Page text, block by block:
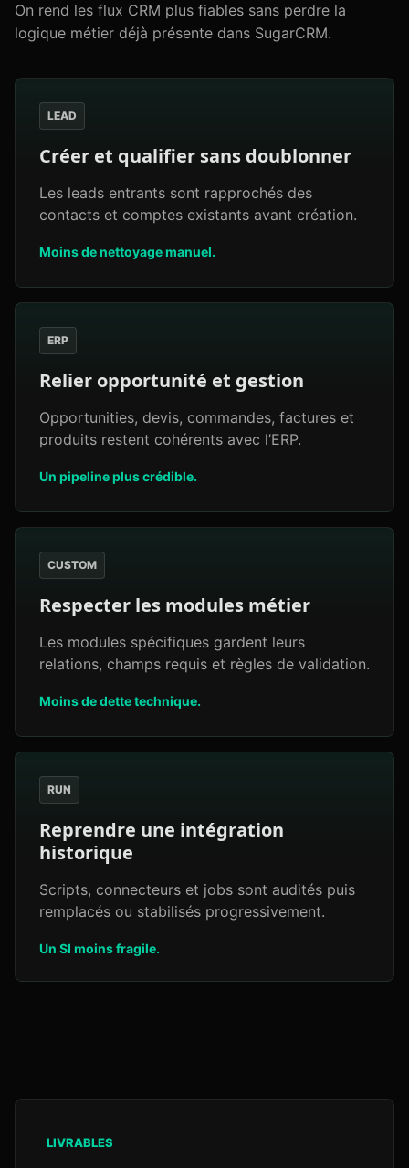
On rend les flux CRM plus fiables sans perdre la
logique métier déjà présente dans SugarCRM.
LEAD
Créer et qualifier sans doublonner
Les leads entrants sont rapprochés des
contacts et comptes existants avant création.
Moins de nettoyage manuel.
ERP
Relier opportunité et gestion
Opportunities, devis, commandes, factures et
produits restent cohérents avec l’ERP.
Un pipeline plus crédible.
CUSTOM
Respecter les modules métier
Les modules spécifiques gardent leurs
relations, champs requis et règles de validation.
Moins de dette technique.
RUN
Reprendre une intégration
historique
Scripts, connecteurs et jobs sont audités puis
remplacés ou stabilisés progressivement.
Un SI moins fragile.
LIVRABLES